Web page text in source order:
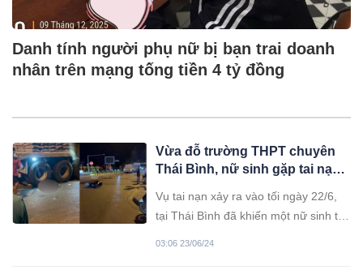
Danh tính người phụ nữ bị bạn trai doanh
nhân trên mạng tống tiền 4 tỷ đồng
Vừa đỗ trường THPT chuyên
Thái Bình, nữ sinh gặp tai nạn
Vụ tai nạn xảy ra vào tối ngày 22/6,
tại Thái Bình đã khiến một nữ sinh tử
03:06 23/06/24